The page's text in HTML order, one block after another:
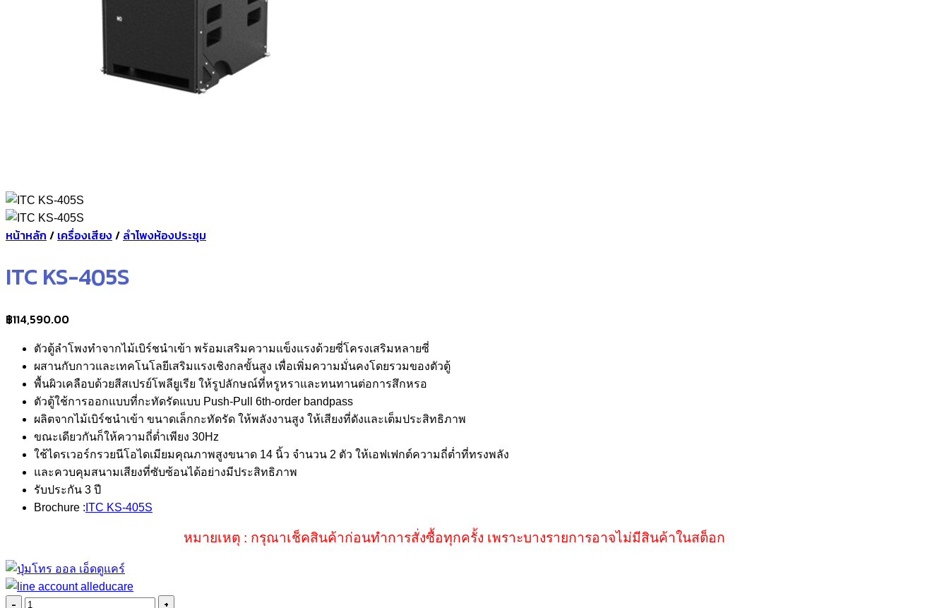
หน้าหลัก / เครื่องเสียง/ ลำโพงห้องประชุม
ITC KS-405S
฿114,590.00
ตัวตู้ลำโพงทำจากไม้เบิร์ชนำเข้า พร้อมเสริมความแข็งแรงด้วยซี่โครงเสริมหลายซี่
ผสานกับกาวและเทคโนโลยีเสริมแรงเชิงกลขั้นสูง เพื่อเพิ่มความมั่นคงโดยรวมของตัวตู้
พื้นผิวเคลือบด้วยสีสเปรย์โพลียูเรีย ให้รูปลักษณ์ที่หรูหราและทนทานต่อการสึกหรอ
ตัวตู้ใช้การออกแบบที่กะทัดรัดแบบ Push-Pull 6th-order bandpass
ผลิตจากไม้เบิร์ชนำเข้า ขนาดเล็กกะทัดรัด ให้พลังงานสูง ให้เสียงที่ดังและเต็มประสิทธิภาพ
ขณะเดียวกันก็ให้ความถี่ต่ำเพียง 30Hz
ใช้ไดรเวอร์กรวยนีโอไดเมียมคุณภาพสูงขนาด 14 นิ้ว จำนวน 2 ตัว ให้เอฟเฟกต์ความถี่ต่ำที่ทรงพลัง
และควบคุมสนามเสียงที่ซับซ้อนได้อย่างมีประสิทธิภาพ
รับประกัน 3 ปี
Brochure : ITC KS-405S
หมายเหตุ : กรุณาเช็คสินค้าก่อนทำการสั่งซื้อทุกครั้ง เพราะบางรายการอาจไม่มีสินค้าในสต็อก
จำนวน